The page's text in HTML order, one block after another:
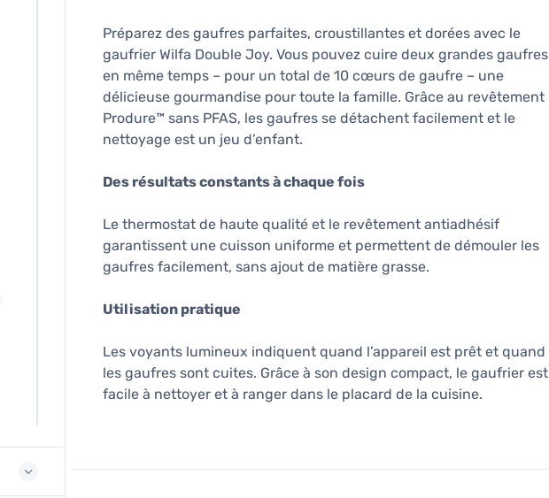
Préparez des gaufres parfaites, croustillantes et dorées avec le
gaufrier Wilfa Double Joy. Vous pouvez cuire deux grandes gaufres
en même temps – pour un total de 10 cœurs de gaufre – une
délicieuse gourmandise pour toute la famille. Grâce au revêtement
Produre™ sans PFAS, les gaufres se détachent facilement et le
nettoyage est un jeu d’enfant.
Des résultats constants à chaque fois
Le thermostat de haute qualité et le revêtement antiadhésif
garantissent une cuisson uniforme et permettent de démouler les
gaufres facilement, sans ajout de matière grasse.
Utilisation pratique
Les voyants lumineux indiquent quand l’appareil est prêt et quand
les gaufres sont cuites. Grâce à son design compact, le gaufrier est
facile à nettoyer et à ranger dans le placard de la cuisine.